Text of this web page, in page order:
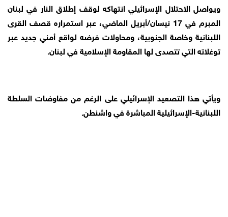
ويواصل الاحتلال الإسرائيلي انتهاكه لوقف إطلاق النار في لبنان
المبرم في 17 نيسان/أبريل الماضي، عبر استمراره قصف القرى
اللبنانية وخاصة الجنوبية، ومحاولات فرضه لواقع أمني جديد عبر
توغلاته التي تتصدى لها المقاومة الإسلامية في لبنان.
ويأتي هذا التصعيد الإسرائيلي على الرغم من مفاوضات السلطة
اللبنانية-الإسرائيلية المباشرة في واشنطن.